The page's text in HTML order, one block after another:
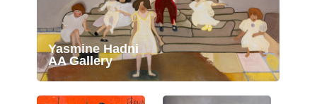
Yasmine Hadni
AA Gallery